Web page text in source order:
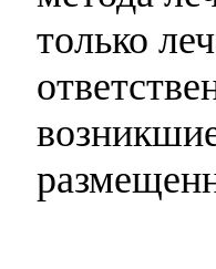
только